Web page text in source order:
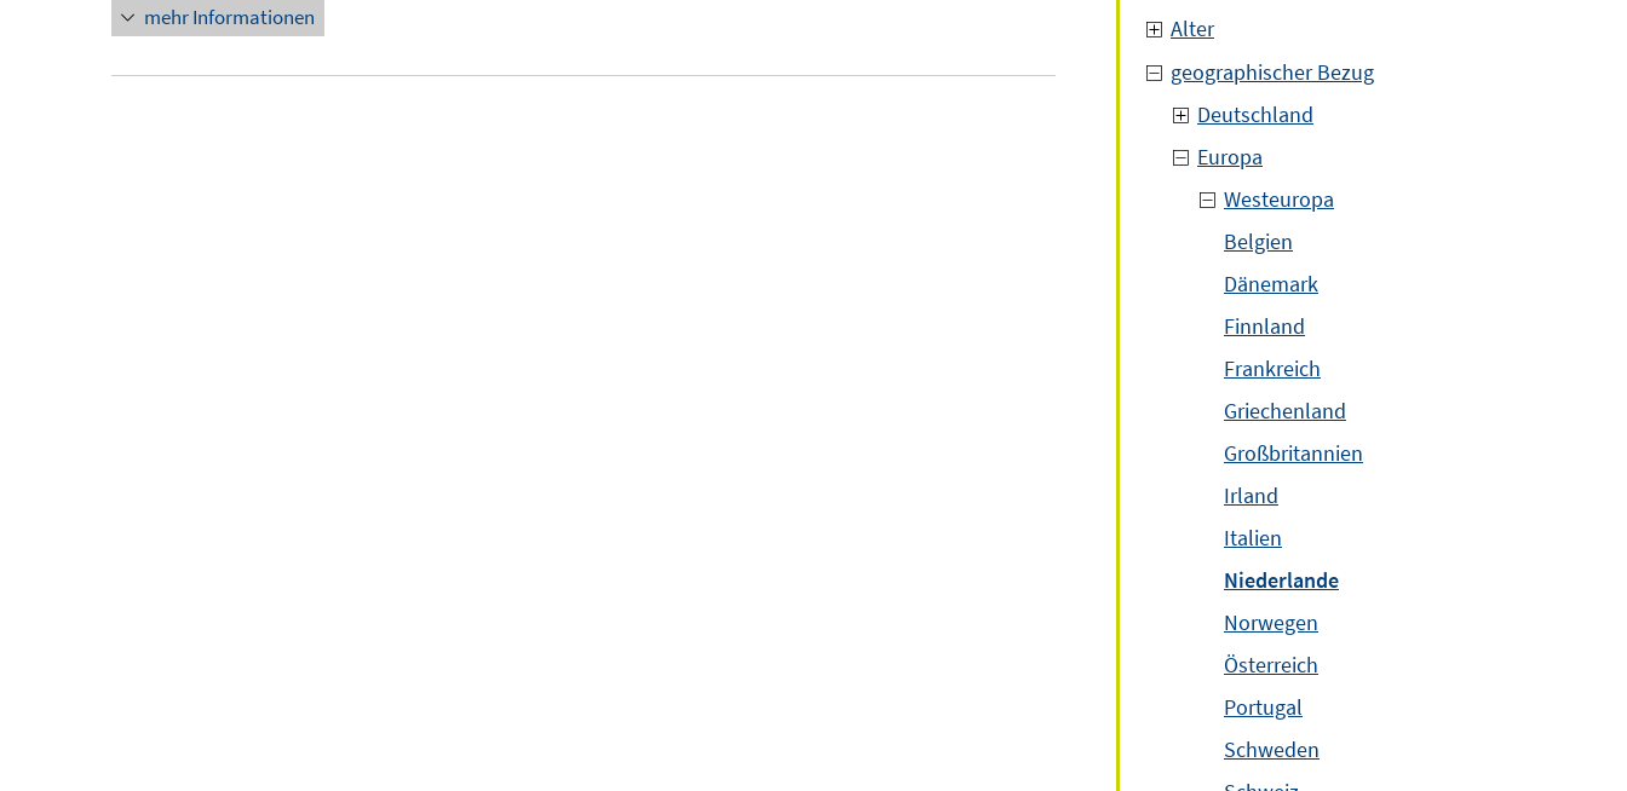
mehr Informationen
Alter
geographischer Bezug
Deutschland
Europa
Westeuropa
Belgien
Dänemark
Finnland
Frankreich
Griechenland
Großbritannien
Irland
Italien
Niederlande
Norwegen
Österreich
Portugal
Schweden